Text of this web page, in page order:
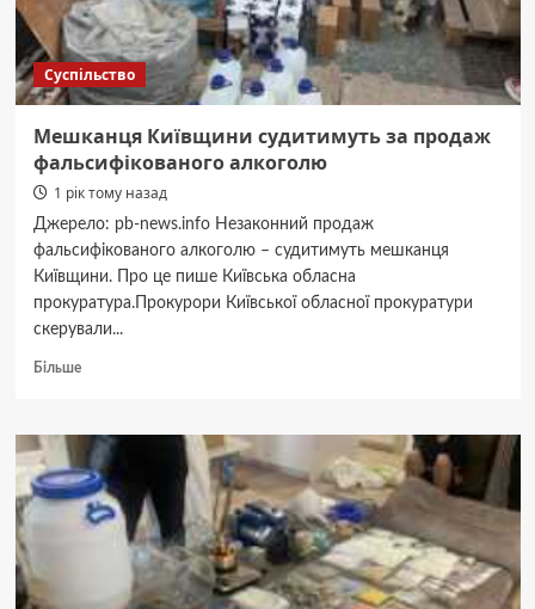
Суспільство
Мешканця Київщини судитимуть за продаж
фальсифікованого алкоголю
1 рік тому назад
Джерело: pb-news.info Незаконний продаж
фальсифікованого алкоголю – судитимуть мешканця
Київщини. Про це пише Київська обласна
прокуратура.Прокурори Київської обласної прокуратури
скерували...
БільшеДокладніше
Київщини
судитимуть
за
продаж
фальсифікованого
алкоголю